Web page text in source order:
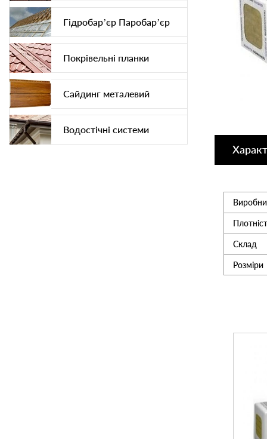
Гідробар’єр Паробар’єр
Покрівельні планки
Сайдинг металевий
Водостічні системи
Склад
Розміри